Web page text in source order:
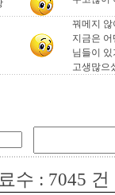
꿔메지 않
지금은
님들이
고생많으
수 : 7045 건